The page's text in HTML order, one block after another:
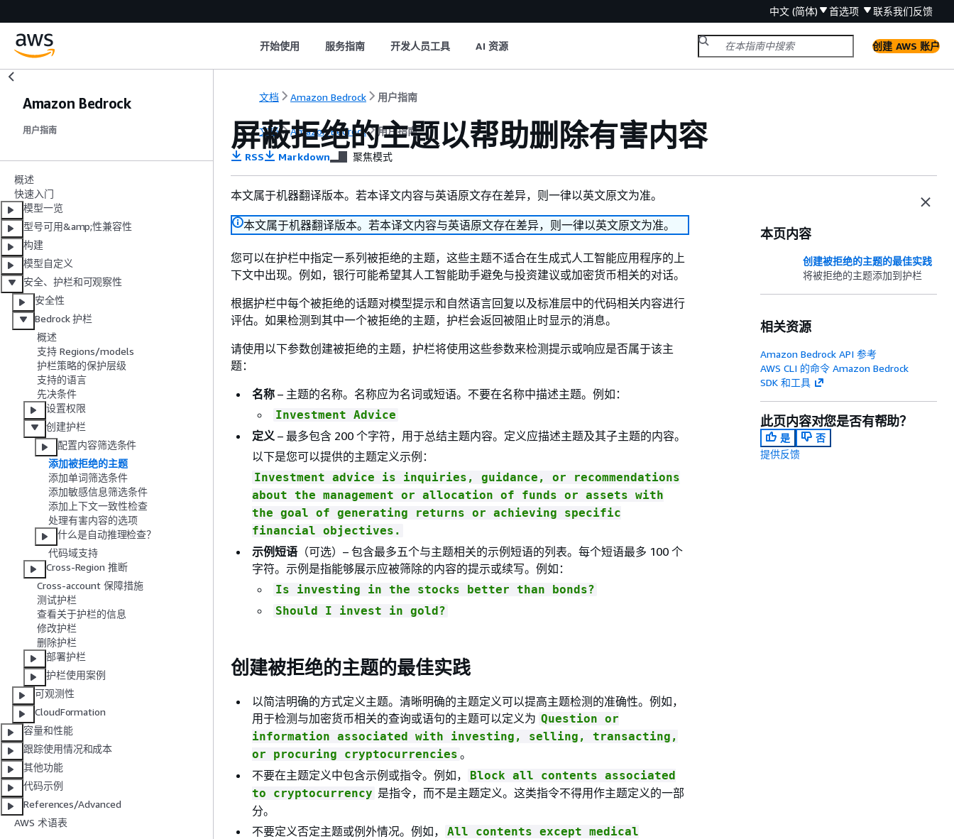
中文 (简体) 首选项 联系我们反馈
开始使用 服务指南 开发人员工具 AI 资源 创建 AWS 账户
Amazon Bedrock
用户指南
概述
快速入门
模型一览
型号可用&amp;性兼容性
构建
模型自定义
安全、护栏和可观察性
安全性
Bedrock 护栏
概述
支持 Regions/models
护栏策略的保护层级
支持的语言
先决条件
设置权限
创建护栏
配置内容筛选条件
添加被拒绝的主题
添加单词筛选条件
添加敏感信息筛选条件
添加上下文一致性检查
处理有害内容的选项
什么是自动推理检查？
代码域支持
Cross-Region 推断
Cross-account 保障措施
测试护栏
查看关于护栏的信息
修改护栏
删除护栏
部署护栏
护栏使用案例
可观测性
CloudFormation
容量和性能
跟踪使用情况和成本
其他功能
代码示例
References/Advanced
AWS 术语表
文档 Amazon Bedrock 用户指南
文档 Amazon Bedrock 用户指南
屏蔽拒绝的主题以帮助删除有害内容
RSS Markdown 聚焦模式
本文属于机器翻译版本。若本译文内容与英语原文存在差异，则一律以英文原文为准。
本文属于机器翻译版本。若本译文内容与英语原文存在差异，则一律以英文原文为准。
您可以在护栏中指定一系列被拒绝的主题，这些主题不适合在生成式人工智能应用程序的上
下文中出现。例如，银行可能希望其人工智能助手避免与投资建议或加密货币相关的对话。
根据护栏中每个被拒绝的话题对模型提示和自然语言回复以及标准层中的代码相关内容进行
评估。如果检测到其中一个被拒绝的主题，护栏会返回被阻止时显示的消息。
请使用以下参数创建被拒绝的主题，护栏将使用这些参数来检测提示或响应是否属于该主
题：
名称 – 主题的名称。名称应为名词或短语。不要在名称中描述主题。例如：
Investment Advice
定义 – 最多包含 200 个字符，用于总结主题内容。定义应描述主题及其子主题的内容。
以下是您可以提供的主题定义示例：
Investment advice is inquiries, guidance, or recommendations
about the management or allocation of funds or assets with
the goal of generating returns or achieving specific
financial objectives.
示例短语 （可选）– 包含最多五个与主题相关的示例短语的列表。每个短语最多 100 个
字符。示例是指能够展示应被筛除的内容的提示或续写。例如：
Is investing in the stocks better than bonds?
Should I invest in gold?
创建被拒绝的主题的最佳实践
以简洁明确的方式定义主题。清晰明确的主题定义可以提高主题检测的准确性。例如，
用于检测与加密货币相关的查询或语句的主题可以定义为 Question or
information associated with investing, selling, transacting,
or procuring cryptocurrencies 。
不要在主题定义中包含示例或指令。例如，
Block all contents associated
to cryptocurrency 是指令，而不是主题定义。这类指令不得用作主题定义的一部
分。
不要定义否定主题或例外情况。例如，
All contents except medical
本页内容
创建被拒绝的主题的最佳实践
将被拒绝的主题添加到护栏
相关资源
Amazon Bedrock API 参考
AWS CLI 的命令 Amazon Bedrock
SDK 和工具
此页内容对您是否有帮助？
是
否
提供反馈